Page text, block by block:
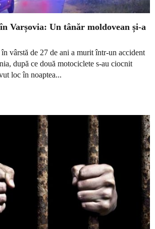
Varșovia: Un tânăr moldovean și-a
vârstă de 27 de ani a murit într-un accident
după ce două motociclete s-au ciocnit
loc în noaptea...